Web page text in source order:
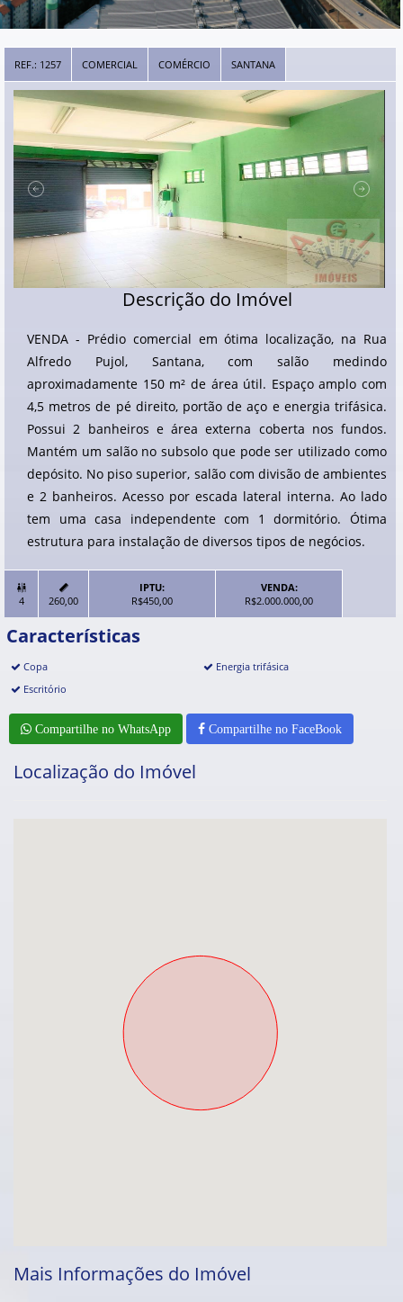
REF.: 1257 COMERCIAL COMÉRCIO SANTANA
Descrição do Imóvel
VENDA - Prédio comercial em ótima localização, na Rua
Alfredo Pujol, Santana, com salão medindo
aproximadamente 150 m² de área útil. Espaço amplo com
4,5 metros de pé direito, portão de aço e energia trifásica.
Possui 2 banheiros e área externa coberta nos fundos.
Mantém um salão no subsolo que pode ser utilizado como
depósito. No piso superior, salão com divisão de ambientes
e 2 banheiros. Acesso por escada lateral interna. Ao lado
tem uma casa independente com 1 dormitório. Ótima
estrutura para instalação de diversos tipos de negócios.

4

260,00
IPTU:
R$450,00
VENDA:
R$2.000.000,00
Características
Copa
Energia trifásica
Escritório
Compartilhe no WhatsApp Compartilhe no FaceBook
Localização do Imóvel
Mais Informações do Imóvel